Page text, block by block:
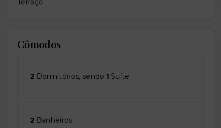
Terraço
Cômodos
2 Dormitórios, sendo 1 Suíte
2 Banheiros